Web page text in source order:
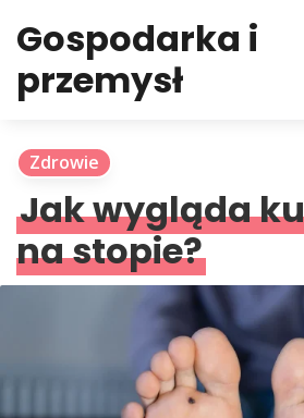
Gospodarka i
przemysł
Zdrowie
Jak wygląda
na stopie?